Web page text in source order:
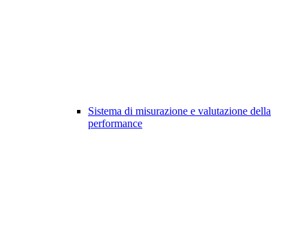
Sistema di misurazione e valutazione della
performance